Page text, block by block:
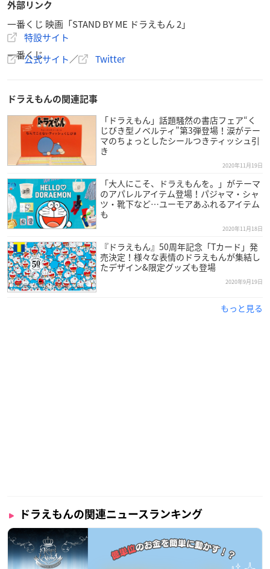
※掲載されている内容は予告なく変更する場合がございます。
一番くじ映画『STAND BY ME
ップ、ゲームセンターなどにて2020年12月5日(土)より順次
発売予定https://t.co/hp0L4FvzHZ
店舗検索👉https://t.co/w5P2ejv7a6
YMEドラえもん2pic.twitter.com/TojJtZZPYO
— 一番くじ（BANDAI SPIRITS） (@ichibanKUJI)Novembe
r 27, 2020
外部リンク
一番くじ 映画「STAND BY ME ドラえもん 2」
特設サイト
一番くじ公式サイト／ Twitter
ドラえもんの関連記事
「ドラえもん」話題騒然の書店フェア“く
じびき型ノベルティ”第3弾登場！涙がテー
マのちょっとしたシールつきティッシュ引
き
2020年11月19日
「大人にこそ、ドラえもんを。」がテーマ
のアパレルアイテム登場！パジャマ・シャ
ツ・靴下など…ユーモアあふれるアイテム
も
2020年11月18日
『ドラえもん』50周年記念「Tカード」発
売決定！様々な表情のドラえもんが集結し
たデザイン&限定グッズも登場
2020年9月19日
もっと見る
ドラえもんの関連ニュースランキング